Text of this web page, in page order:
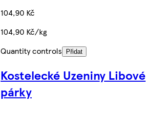
104,90 Kč
104,90 Kč/kg
Quantity controls
Přidat
Kostelecké Uzeniny Libové
párky